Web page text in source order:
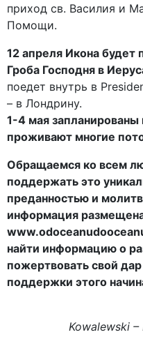
приход св. Василия и
Помощи.
12 апреля Икона будет
Гроба Господня в
поедет внутрь в
– в Лондрину.
1-4 мая запланированы
проживают многие
Обращаемся ко всем
поддержать это
преданностью и
информация
найти информацию о
пожертвовать свой
поддержки этого
Kowalewski